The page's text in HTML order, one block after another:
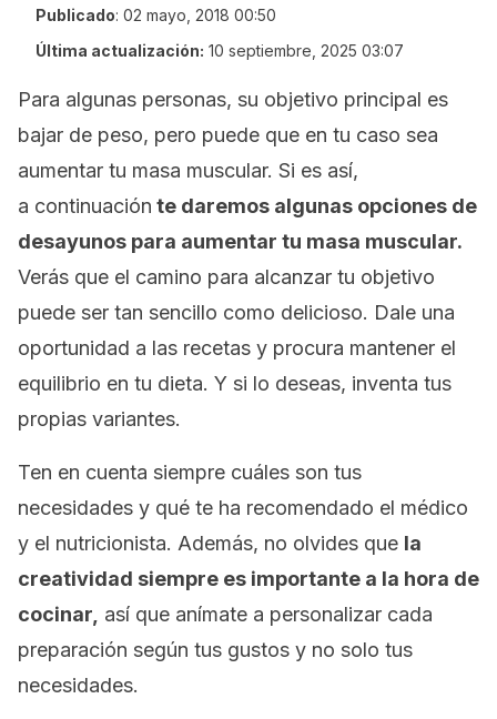
Publicado: 02 mayo, 2018 00:50
Última actualización: 10 septiembre, 2025 03:07
Para algunas personas, su objetivo principal es
bajar de peso, pero puede que en tu caso sea
aumentar tu masa muscular. Si es así,
a continuación te daremos algunas opciones de
desayunos para aumentar tu masa muscular.
Verás que el camino para alcanzar tu objetivo
puede ser tan sencillo como delicioso. Dale una
oportunidad a las recetas y procura mantener el
equilibrio en tu dieta. Y si lo deseas, inventa tus
propias variantes.
Ten en cuenta siempre cuáles son tus
necesidades y qué te ha recomendado el médico
y el nutricionista. Además, no olvides que la
creatividad siempre es importante a la hora de
cocinar, así que anímate a personalizar cada
preparación según tus gustos y no solo tus
necesidades.